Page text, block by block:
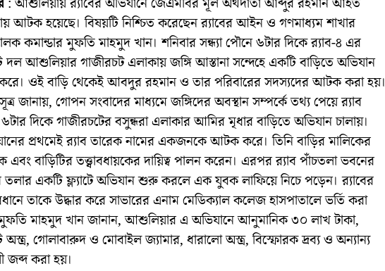
আটক হয়েছে। বিষয়টি নিশ্চিত করেছেন র‌্যাবের আইন ও গণমাধ্যম শাখার
কমান্ডার মুফতি মাহমুদ খান। শনিবার সন্ধ্যা পৌনে ৬টার দিকে র‌্যাব-৪ এর
আশুলিয়ার গাজীরচট এলাকায় জঙ্গি আস্তানা সন্দেহে একটি বাড়িতে অভিযান
ওই বাড়ি থেকেই আবদুর রহমান ও তার পরিবারের সদস্যদের আটক করা হয়।
জানায়, গোপন সংবাদের মাধ্যমে জঙ্গিদের অবস্থান সম্পর্কে তথ্য পেয়ে র‍্যাব
৬টার দিকে গাজীরচটের বসুন্ধরা এলাকার আমির মৃধার বাড়িতে অভিযান চালায়।
প্রথমেই র‍্যাব তারেক নামের একজনকে আটক করে। তিনি বাড়ির মালিকের
এবং বাড়িটির তত্ত্বাবধায়কের দায়িত্ব পালন করেন। এরপর র‍্যাব পাঁচতলা ভবনের
তলার একটি ফ্ল্যাটে অভিযান শুরু করলে এক যুবক লাফিয়ে নিচে পড়েন। র‍্যাবের
তাকে উদ্ধার করে সাভারের এনাম মেডিক্যাল কলেজ হাসপাতালে ভর্তি করা
মাহমুদ খান জানান, আশুলিয়ার এ অভিযানে আনুমানিক ৩০ লাখ টাকা,
গোলাবারুদ ও মোবাইল জ্যামার, ধারালো অস্ত্র, বিস্ফোরক দ্রব্য ও অন্যান্য
জব্দ করা হয়।